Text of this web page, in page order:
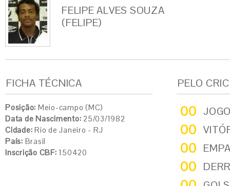
FELIPE ALVES SOUZA
(FELIPE)
FICHA TÉCNICA
Posição: Meio-campo (MC)
Data de Nascimento: 25/03/1982
Cidade: Rio de Janeiro - RJ
País: Brasil
Inscrição CBF: 150420
PELO
00
00
00
00